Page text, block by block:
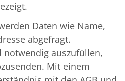
Daten wie Name,
abgefragt.
auszufüllen,
Mit einem